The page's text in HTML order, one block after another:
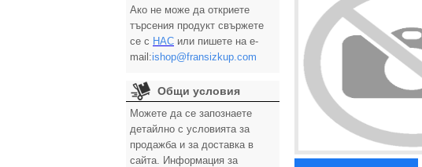
Ако не може да откриете
търсения продукт свържете
се с НАС или пишете на e-
mail:ishop@fransizkup.com
Общи условия
Можете да се запознаете
детайлно с условията за
продажба и за доставка в
сайта. Информация за